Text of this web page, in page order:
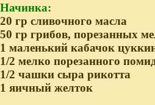
Начинка:
20 гр сливочного масла
50 гр грибов, порезанных
1 маленький кабачок
1/2 мелко порезанного
1/2 чашки сыра рикотта
1 яичный желток